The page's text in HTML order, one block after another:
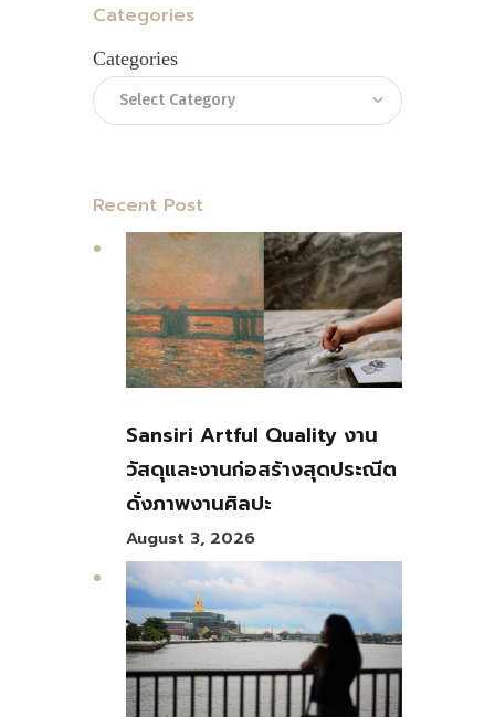
Categories
Categories
Recent Post
Sansiri Artful Quality งาน
วัสดุและงานก่อสร้างสุดประณีต
ดั่งภาพงานศิลปะ
August 3, 2026